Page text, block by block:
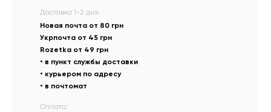
Доставка 1-2 дня:
Новая почта от 80 грн
Укрпочта от 45 грн
Rozetka от 49 грн
• в пункт службы доставки
• курьером по адресу
• в почтомат
Оплата: